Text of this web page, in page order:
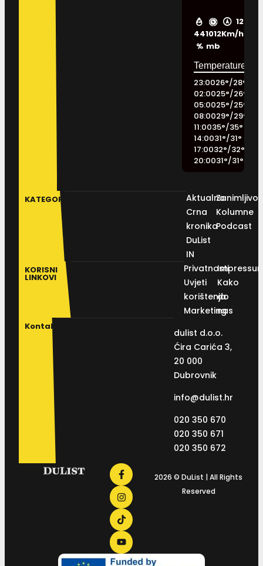
44
%
1012
mb
12
Km/h
23:0026°/28°
02:0025°/26°
05:0025°/25°
08:0029°/29°
11:0035°/35°
14:0031°/31°
17:0032°/32°
20:0031°/31°
KATEGORIJE
Aktualno
Crna
kronika
DuList
IN
Kolumne
Podcast
KORISNI
LINKOVI
Privatnosti
Uvjeti
korištenja
Marketing
Kako
do
nas
Kontakt
dulist d.o.o.
Ćira Carića 3,
20 000
Dubrovnik
info@dulist.hr
020 350 670
020 350 671
020 350 672
2026 © DuList | All Rights
Reserved